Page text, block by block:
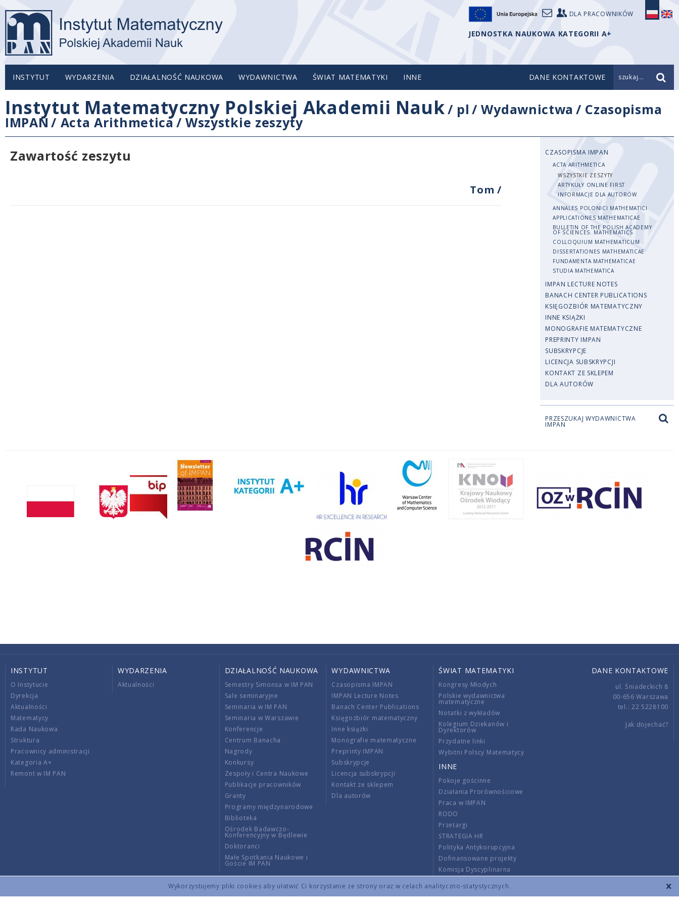
Wykorzystujemy pliki cookies aby ułatwić Ci korzystanie ze strony oraz w celach analityczno-statystycznych.
DLA PRACOWNIKÓW
JEDNOSTKA NAUKOWA KATEGORII A+
INSTYTUT WYDARZENIA DZIAŁALNOŚĆ NAUKOWA WYDAWNICTWA ŚWIAT MATEMATYKI INNE DANE KONTAKTOWE szukaj...
Instytut Matematyczny Polskiej Akademii Nauk/ pl /Wydawnictwa / Czasopisma
IMPAN / Acta Arithmetica/ Wszystkie zeszyty
Zawartość zeszytu
Tom/
CZASOPISMA IMPAN
ACTA ARITHMETICA
WSZYSTKIE ZESZYTY
ARTYKUŁY ONLINE FIRST
INFORMACJE DLA AUTORÓW
ANNALES POLONICI MATHEMATICI
APPLICATIONES MATHEMATICAE
BULLETIN OF THE POLISH ACADEMY
OF SCIENCES. MATHEMATICS
COLLOQUIUM MATHEMATICUM
DISSERTATIONES MATHEMATICAE
FUNDAMENTA MATHEMATICAE
STUDIA MATHEMATICA
IMPAN LECTURE NOTES
BANACH CENTER PUBLICATIONS
KSIĘGOZBIÓR MATEMATYCZNY
INNE KSIĄŻKI
MONOGRAFIE MATEMATYCZNE
PREPRINTY IMPAN
SUBSKRYPCJE
LICENCJA SUBSKRYPCJI
KONTAKT ZE SKLEPEM
DLA AUTORÓW
PRZESZUKAJ WYDAWNICTWA
IMPAN
INSTYTUT
O Instytucie
Dyrekcja
Aktualności
Matematycy
Rada Naukowa
Struktura
Pracownicy administracji
Kategoria A+
Remont w IM PAN
WYDARZENIA
Aktualności
DZIAŁALNOŚĆ NAUKOWA
Semestry Simonsa w IM PAN
Sale seminaryjne
Seminaria w IM PAN
Seminaria w Warszawie
Konferencje
Centrum Banacha
Nagrody
Konkursy
Zespoły i Centra Naukowe
Publikacje pracowników
Granty
Programy międzynarodowe
Biblioteka
Ośrodek Badawczo-
Konferencyjny w Będlewie
Doktoranci
Małe Spotkania Naukowe i
Goście IM PAN
WYDAWNICTWA
Czasopisma IMPAN
IMPAN Lecture Notes
Banach Center Publications
Księgozbiór matematyczny
Inne książki
Monografie matematyczne
Preprinty IMPAN
Subskrypcje
Licencja subskrypcji
Kontakt ze sklepem
Dla autorów
ŚWIAT MATEMATYKI
Kongresy Młodych
Polskie wydawnictwa
matematyczne
Notatki z wykładów
Kolegium Dziekanów i
Dyrektorów
Przydatne linki
Wybitni Polscy Matematycy
INNE
Pokoje gościnne
Działania Prorównościowe
Praca w IMPAN
RODO
Przetargi
STRATEGIA HR
Polityka Antykorupcyjna
Dofinansowane projekty
Komisja Dyscyplinarna
Wnoszenie opłat
DANE KONTAKTOWE
ul. Śniadeckich 8
00-656 Warszawa
tel.: 22 5228100
Jak dojechać?